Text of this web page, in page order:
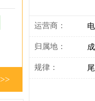
运营商：
归属地：
规律：
>>